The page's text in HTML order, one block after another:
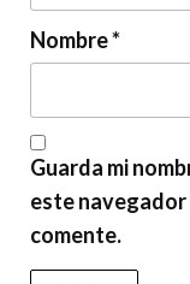
Nombre*
Guarda mi
este navegador
comente.